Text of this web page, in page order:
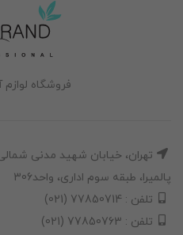
فروشگاه لوازم
تهران، خیابان شهید مدنی
پالمیرا، طبقه سوم اداری، واحد306
تلفن : 77850714 (021)
تلفن : 77850763 (021)